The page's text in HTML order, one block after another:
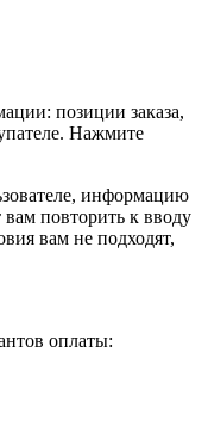
позиции заказа,
Нажмите
информацию
повторить к вводу
вам не подходят,
оплаты: